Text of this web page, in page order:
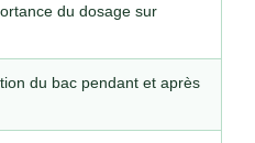
du dosage sur
du bac pendant et après